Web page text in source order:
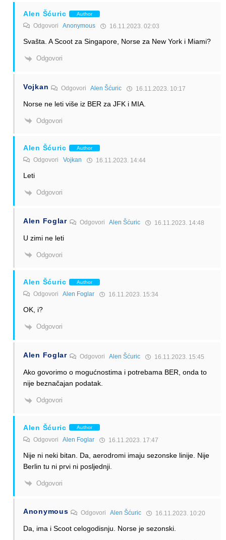
Alen Šćuric Author
Odgovori Anonymous 16.11.2023. 02:03
Svašta. A Scoot za Singapore, Norse za New York i Miami?
Odgovori
Vojkan OdgovoriAlen Šćuric 16.11.2023. 10:17
Norse ne leti više iz BER za JFK i MIA.
Odgovori
Alen Šćuric Author
Odgovori Vojkan 16.11.2023. 14:44
Leti
Odgovori
Alen Foglar Odgovori Alen Šćuric 16.11.2023. 14:48
U zimi ne leti
Odgovori
Alen Šćuric Author
Odgovori Alen Foglar 16.11.2023. 15:34
OK, i?
Odgovori
Alen Foglar Odgovori Alen Šćuric 16.11.2023. 15:45
Ako govorimo o mogućnostima i potrebama BER, onda to
nije beznačajan podatak.
Odgovori
Alen Šćuric Author
Odgovori Alen Foglar 16.11.2023. 17:47
Nije ni neki bitan. Da, aerodromi imaju sezonske linije. Nije
Berlin tu ni prvi ni posljednji.
Odgovori
Anonymous OdgovoriAlen Šćuric 16.11.2023. 10:20
Da, ima i Scoot celogodisnju. Norse je sezonski.